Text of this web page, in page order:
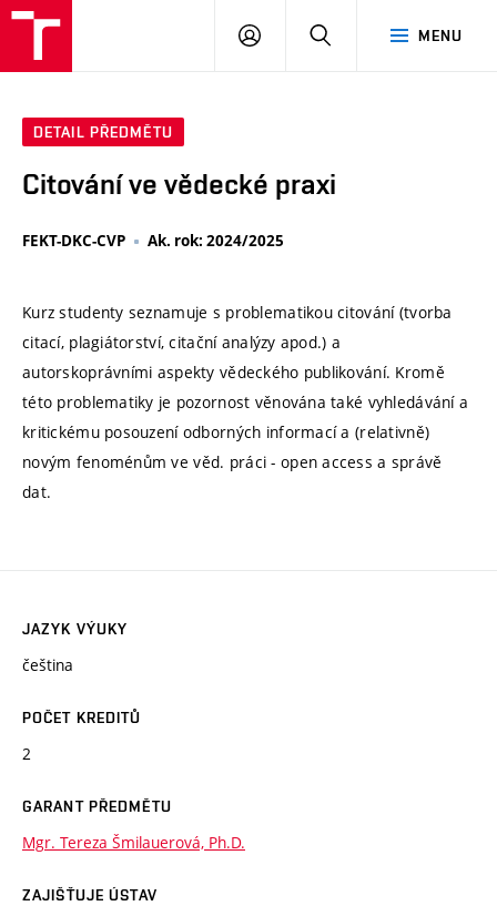
MENU
PŘIHLÁSIT
DETAIL PŘEDMĚTU
Citování ve vědecké praxi
FEKT-DKC-CVP Ak. rok: 2024/2025
Kurz studenty seznamuje s problematikou citování (tvorba
citací, plagiátorství, citační analýzy apod.) a
autorskoprávními aspekty vědeckého publikování. Kromě
této problematiky je pozornost věnována také vyhledávání a
kritickému posouzení odborných informací a (relativně)
novým fenoménům ve věd. práci - open access a správě
dat.
JAZYK VÝUKY
čeština
POČET KREDITŮ
2
GARANT PŘEDMĚTU
Mgr. Tereza Šmilauerová, Ph.D.
ZAJIŠŤUJE ÚSTAV